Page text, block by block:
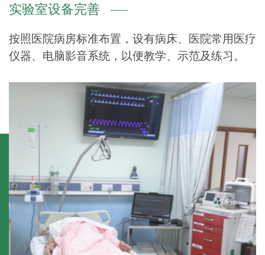
实验室设备完善
按照医院病房标准布置，设有病床、医院常用医疗
仪器、电脑影音系统，以便教学、示范及练习。